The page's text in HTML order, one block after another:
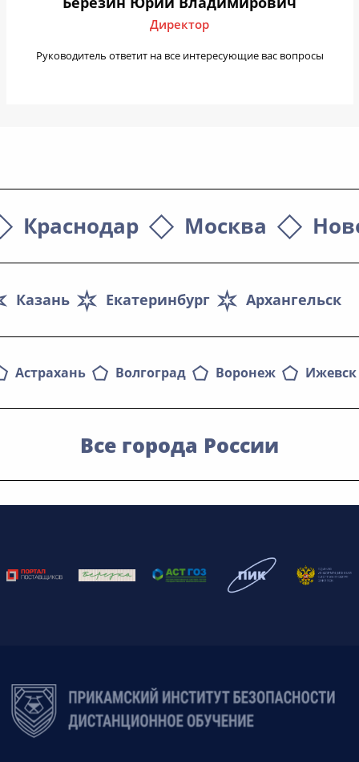
Директор
Руководитель ответит на все интересующие вас вопросы
Краснодар Москва
Архангельск
Екатеринбург
Казань
Астрахань Волгоград Воронеж Ижевск
Все города России